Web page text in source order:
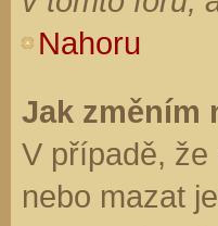
Nahoru
Jak změním
V případě, že
nebo mazat